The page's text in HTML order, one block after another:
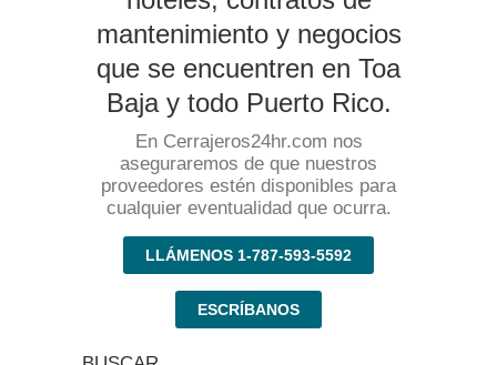
mantenimiento y negocios
que se encuentren en Toa
Baja y todo Puerto Rico.
En Cerrajeros24hr.com nos
aseguraremos de que nuestros
proveedores estén disponibles para
cualquier eventualidad que ocurra.
LLÁMENOS 1-787-593-5592
ESCRÍBANOS